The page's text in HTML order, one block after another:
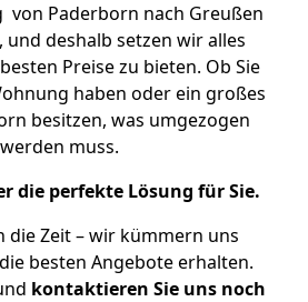
von Paderborn nach Greußen
und deshalb setzen wir alles
Preise zu bieten. Ob Sie
haben oder ein großes
besitzen, was umgezogen
werden muss.
die perfekte Lösung für Sie.
die Zeit – wir kümmern uns
besten Angebote erhalten.
kontaktieren Sie uns noch